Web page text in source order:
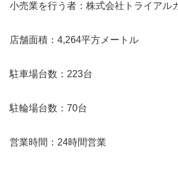
小売業を行う者：株式会社トライアル
店舗面積：4,264平方メートル
駐車場台数：223台
駐輪場台数：70台
営業時間：24時間営業